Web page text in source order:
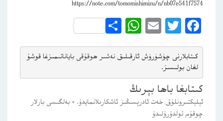
https://note.com/tomomishimizu/n/nb07e541f7574
Facebook
Twitter
Email
WhatsApp
Share
كىتابلارنى چۈشۈرۈش ئارقىلىق نەشىر ھوقۇقى باياناتىمىزغا قوشۇ
لغان بولىسىز.
كىتابغا باھا بېرىڭ
ئېلېكتىرونلۇق خەت ئادرېسىڭىز ئاشكارىلانمايدۇ. * بەلگىسى بارلار
چوقۇم تولدۇرۇلىدۇ